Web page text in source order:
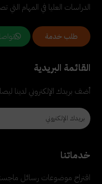
الدراسات العليا في المهام
طلب خدمة
القائمة البريدية
أضف بريدك الإلكتروني لدينا
خدماتنا
اقتراح موضوعات رسائل